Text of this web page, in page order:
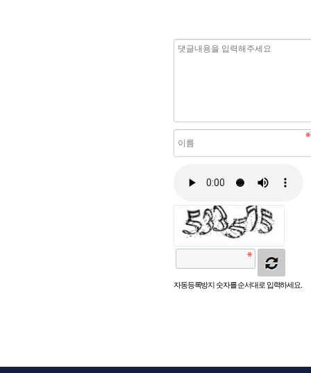
자동등록방지 숫자를 순서대로 입력하세요.